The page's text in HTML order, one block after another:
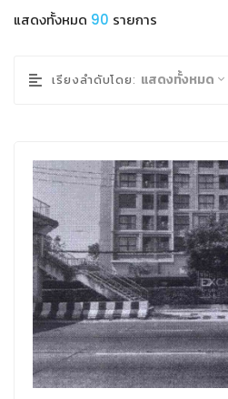
แสดงทั้งหมด 90 รายการ
เรียงลำดับโดย: แสดงทั้งหมด